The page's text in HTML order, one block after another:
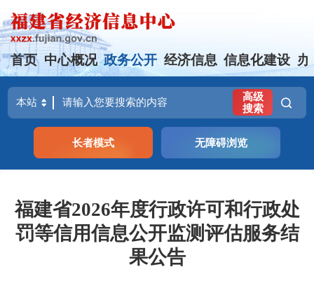
首页 中心概况 政务公开 经济信息 信息化建设 办
高级
搜索
长者模式 无障碍浏览
福建省2026年度行政许可和行政处
罚等信用信息公开监测评估服务结
果公告